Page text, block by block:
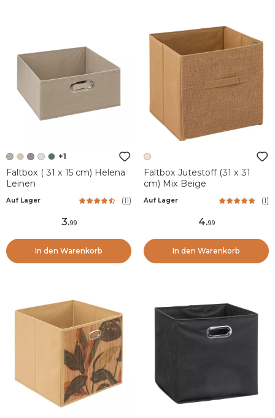
+1
Faltbox ( 31 x 15 cm) Helena
Leinen
Auf Lager (11)
3.99
In den Warenkorb
Faltbox Jutestoff (31 x 31
cm) Mix Beige
Auf Lager (1)
4.99
In den Warenkorb